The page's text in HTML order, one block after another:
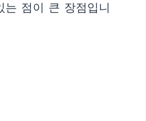
점이 큰 장점입니